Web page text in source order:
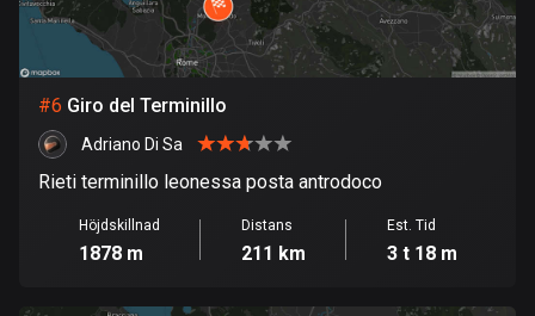
Egypten
122 rutter
Ekvatorialguinea
9 rutter
113 rutter
1 rutt
#6 Giro del Terminillo
Adriano Di Sa
Rieti terminillo leonessa posta antrodoco
Höjdskillnad
1878 m
Distans
211 km
Est. Tid
3 t 18 m